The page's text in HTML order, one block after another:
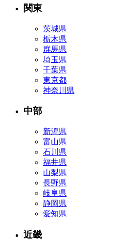
関東
茨城県
栃木県
群馬県
埼玉県
千葉県
東京都
神奈川県
中部
新潟県
富山県
石川県
福井県
山梨県
長野県
岐阜県
静岡県
愛知県
近畿